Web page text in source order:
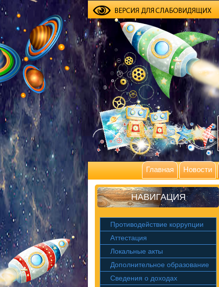
Главная Новости
НАВИГАЦИЯ
Противодействие коррупции
Аттестация
Локальные акты
Дополнительное образование
Сведения о доходах